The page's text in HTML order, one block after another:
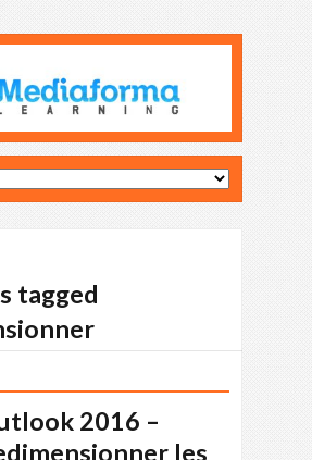
tagged
2016 –
les